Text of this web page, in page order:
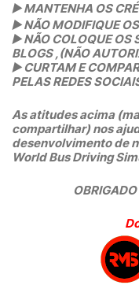
▶️ MANTENHA OS
▶️ NÃO MODIFIQUE
▶️ NÃO COLOQUE OS
BLOGS ,(NÃO
▶️ CURTAM E
PELAS REDES
As atitudes acima
compartilhar) nos
desenvolvimento de
World Bus Driving